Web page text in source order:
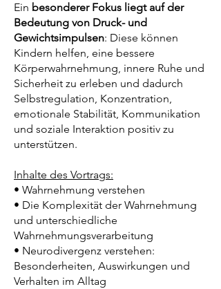
Ein besonderer Fokus liegt auf der
Bedeutung von Druck- und
Gewichtsimpulsen: Diese können
Kindern helfen, eine bessere
Körperwahrnehmung, innere Ruhe und
Sicherheit zu erleben und dadurch
Selbstregulation, Konzentration,
emotionale Stabilität, Kommunikation
und soziale Interaktion positiv zu
unterstützen.
Inhalte des Vortrags:
• Wahrnehmung verstehen
• Die Komplexität der Wahrnehmung
und unterschiedliche
Wahrnehmungsverarbeitung
• Neurodivergenz verstehen:
Besonderheiten, Auswirkungen und
Verhalten im Alltag